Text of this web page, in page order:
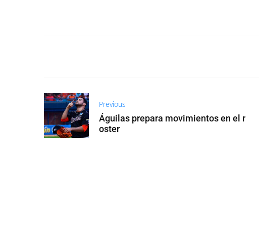
Previous
Águilas prepara movimientos en el r
oster